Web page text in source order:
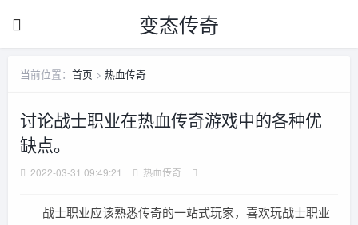
变态传奇
当前位置： 首页 > 热血传奇
讨论战士职业在热血传奇游戏中的各种优
缺点。
2022-03-31 09:49:21 热血传奇
战士职业应该熟悉传奇的一站式玩家，喜欢玩战士职业